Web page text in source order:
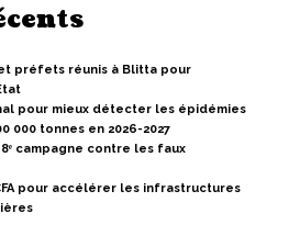
préfets réunis à Blitta pour
pour mieux détecter les épidémies
000 tonnes en 2026-2027
campagne contre les faux
pour accélérer les infrastructures